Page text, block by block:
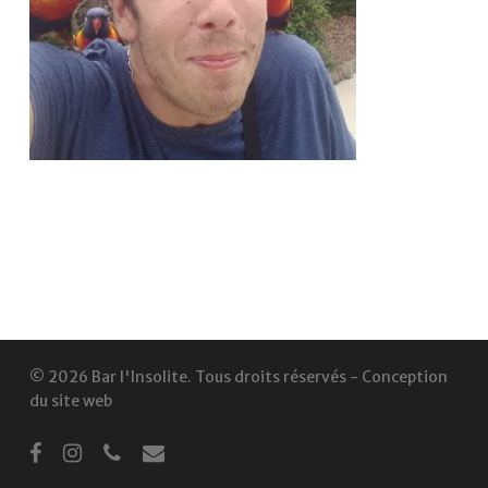
© 2026 Bar l'Insolite. Tous droits réservés - Conception
du site web
facebookinstagram
phoneemail